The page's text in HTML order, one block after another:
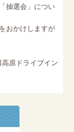
抽選会」につい
おかけしますが
原ドライブイン